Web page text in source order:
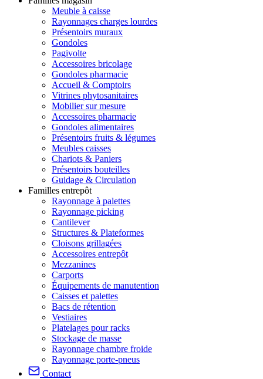
Meuble à caisse
Rayonnages charges lourdes
Présentoirs muraux
Gondoles
Pagivolte
Accessoires bricolage
Gondoles pharmacie
Accueil & Comptoirs
Vitrines phytosanitaires
Mobilier sur mesure
Accessoires pharmacie
Gondoles alimentaires
Présentoirs fruits & légumes
Meubles caisses
Chariots & Paniers
Présentoirs bouteilles
Guidage & Circulation
Familles entrepôt
Rayonnage à palettes
Rayonnage picking
Cantilever
Structures & Plateformes
Cloisons grillagées
Accessoires entrepôt
Mezzanines
Carports
Équipements de manutention
Caisses et palettes
Bacs de rétention
Vestiaires
Platelages pour racks
Stockage de masse
Rayonnage chambre froide
Rayonnage porte-pneus
Contact